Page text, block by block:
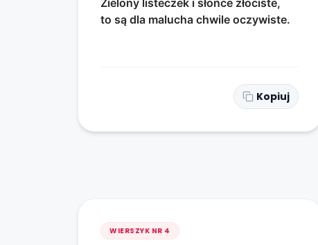
Zielony listeczek i słońce złociste,
to są dla malucha chwile oczywiste.
Kopiuj
WIERSZYK NR 4